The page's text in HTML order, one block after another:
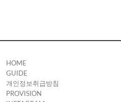
HOME
GUIDE
개인정보취급방침
PROVISION